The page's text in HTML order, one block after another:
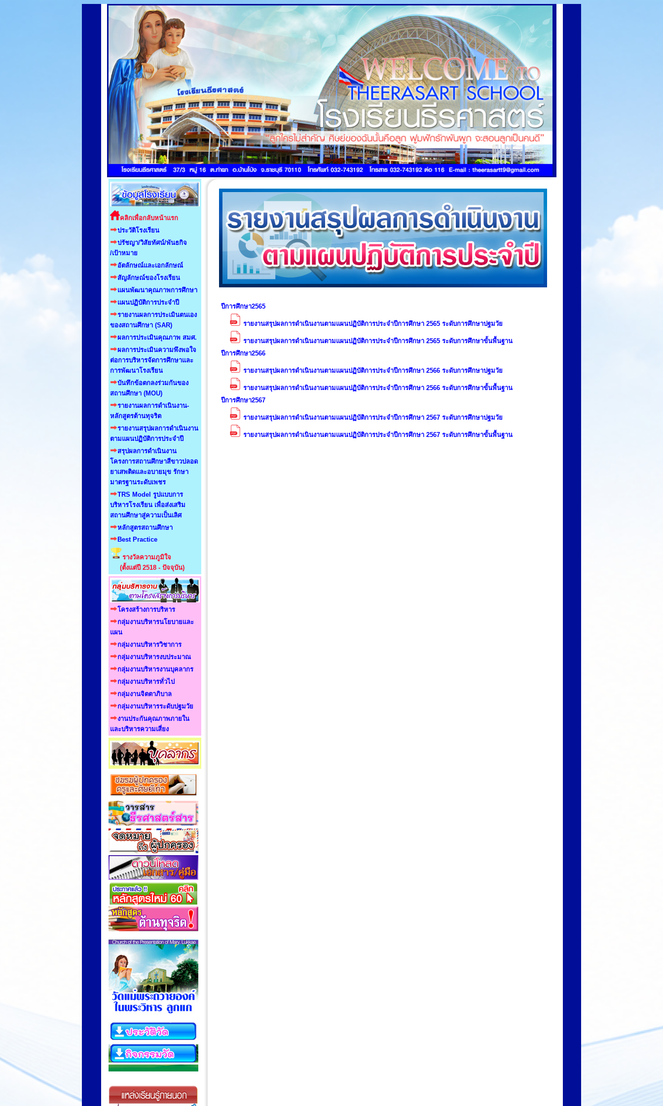
คลิกเพื่อกลับหน้าแรก
ประวัติโรงเรียน
ปรัชญา/วิสัยทัศน์/พันธกิจ
/เป้าหมาย
อัตลักษณ์และเอกลักษณ์
สัญลักษณ์ของโรงเรียน
แผนพัฒนาคุณภาพการศึกษา
แผนปฏิบัติการประจำปี
รายงานผลการประเมินตนเอง
ของสถานศึกษา (SAR)
ผลการประเมินคุณภาพ สมศ.
ผลการประเมินความพึงพอใจ
ต่อการบริหารจัดการศึกษาและ
การพัฒนาโรงเรียน
บันทึกข้อตกลงร่วมกันของ
สถานศึกษา (MOU)
รายงานผลการดำเนินงาน-
หลักสูตรต้านทุจริต
รายงานสรุปผลการดำเนินงาน
ตามแผนปฏิบัติการประจำปี
สรุปผลการดำเนินงาน
โครงการสถานศึกษาสีขาวปลอด
ยาเสพติดและอบายมุข รักษา
มาตรฐานระดับเพชร
TRS Model รูปแบบการ
บริหารโรงเรียน เพื่อส่งเสริม
สถานศึกษาสู่ความเป็นเลิศ
หลักสูตรสถานศึกษา
Best Practice
รางวัลความภูมิใจ
(ตั้งแต่ปี 2518 - ปัจจุบัน)
โครงสร้างการบริหาร
กลุ่มงานบริหารนโยบายและ
แผน
กลุ่มงานบริหารวิชาการ
กลุ่มงานบริหารงบประมาณ
กลุ่มงานบริหารงานบุคลากร
กลุ่มงานบริหารทั่วไป
กลุ่มงานจิตตาภิบาล
กลุ่มงานบริหารระดับปฐมวัย
งานประกันคุณภาพภายใน
และบริหารความเสี่ยง
ปีการศึกษา2565
รายงานสรุปผลการดำเนินงานตามแผนปฏิบัติการประจำปีการศึกษา 2565 ระดับการศึกษาปฐมวัย
รายงานสรุปผลการดำเนินงานตามแผนปฏิบัติการประจำปีการศึกษา 2565 ระดับการศึกษาขั้นพื้นฐาน
ปีการศึกษา2566
รายงานสรุปผลการดำเนินงานตามแผนปฏิบัติการประจำปีการศึกษา 2566 ระดับการศึกษาปฐมวัย
รายงานสรุปผลการดำเนินงานตามแผนปฏิบัติการประจำปีการศึกษา 2566 ระดับการศึกษาขั้นพื้นฐาน
ปีการศึกษา2567
รายงานสรุปผลการดำเนินงานตามแผนปฏิบัติการประจำปีการศึกษา 2567 ระดับการศึกษาปฐมวัย
รายงานสรุปผลการดำเนินงานตามแผนปฏิบัติการประจำปีการศึกษา 2567 ระดับการศึกษาขั้นพื้นฐาน